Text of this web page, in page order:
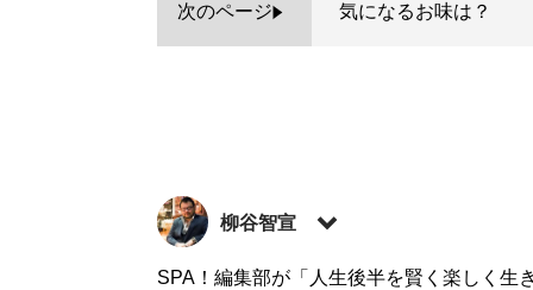
次のページ 気になるお味は？
柳谷智宣
お酒を毎晩飲むため、20年前にIT・ビジネ
SPA！編集部が「人生後半を賢く楽しく生